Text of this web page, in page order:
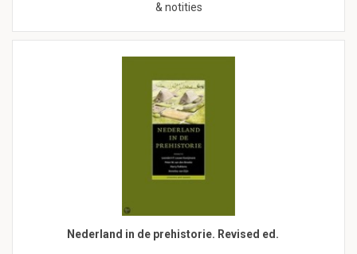
& notities
Nederland in de prehistorie. Revised ed.